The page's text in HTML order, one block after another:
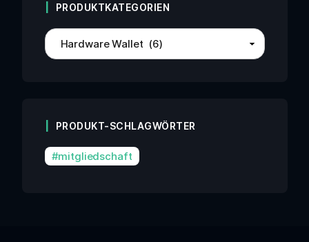
PRODUKTKATEGORIEN
PRODUKT-SCHLAGWÖRTER
mitgliedschaft